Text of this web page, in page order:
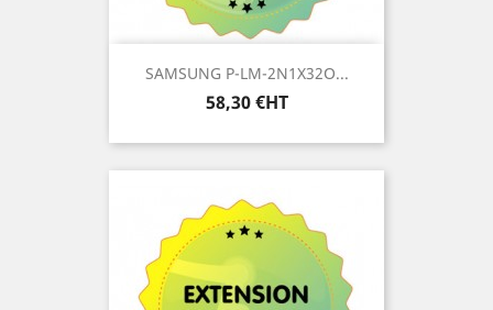
SAMSUNG P-LM-2N1X32O...
Prix
58,30 €HT